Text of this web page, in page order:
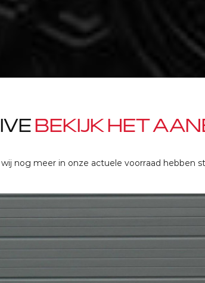
BEKIJK HET
nog meer in onze actuele voorraad hebben